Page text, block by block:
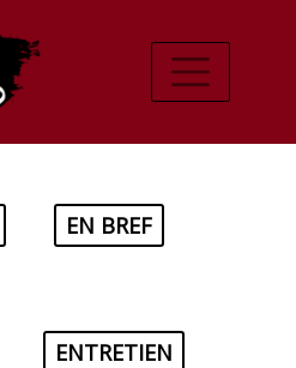
EN BREF
ENTRETIEN